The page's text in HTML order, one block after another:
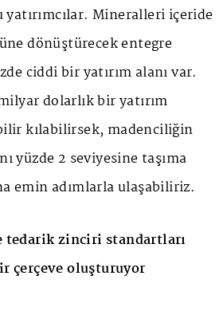
Mineralleri içeride
dönüştürecek entegre
ciddi bir yatırım alanı var.
dolarlık bir yatırım
kılabilirsek, madenciliğin
yüzde 2 seviyesine taşıma
emin adımlarla ulaşabiliriz.
tedarik zinciri standartları
çerçeve oluşturuyor